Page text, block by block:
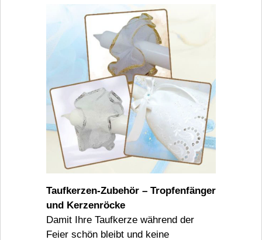
Taufkerzen-Zubehör – Tropfenfänger
und Kerzenröcke
Damit Ihre Taufkerze während der
Feier schön bleibt und keine